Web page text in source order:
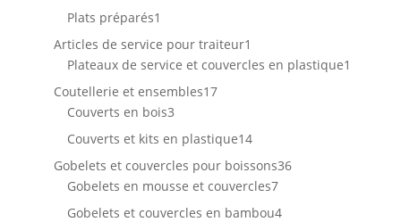
produit
Plats préparés1
produit
Articles de service pour traiteur1
produit
Plateaux de service et couvercles en plastique1
Coutellerie et ensembles1717
Couverts en bois33
produits
Couverts et kits en plastique1414
produits
Gobelets et couvercles pour boissons3636
Gobelets en mousse et couvercles77
produits
Gobelets et couvercles en bambou44